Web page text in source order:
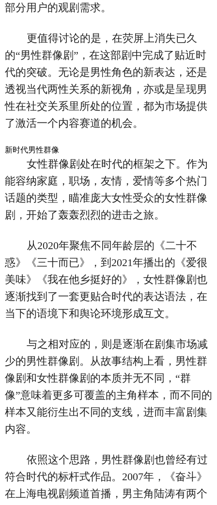
部分用户的观剧需求。
更值得讨论的是，在荧屏上消失已久
的“男性群像剧”，在这部剧中完成了贴近时
代的突破。无论是男性角色的新表达，还是
透视当代两性关系的新视角，亦或是呈现男
性在社交关系里所处的位置，都为市场提供
了激活一个内容赛道的机会。
新时代男性群像
女性群像剧处在时代的框架之下。作为
能容纳家庭，职场，友情，爱情等多个热门
话题的类型，瞄准庞大女性受众的女性群像
剧，开始了轰轰烈烈的进击之旅。
从2020年聚焦不同年龄层的《二十不
惑》《三十而已》，到2021年播出的《爱很
美味》《我在他乡挺好的》，女性群像剧也
逐渐找到了一套更贴合时代的表达语法，在
当下的语境下和舆论环境形成互文。
与之相对应的，则是逐渐在剧集市场减
少的男性群像剧。从故事结构上看，男性群
像剧和女性群像剧的本质并无不同，“群
像”意味着更多可覆盖的主角样本，而不同的
样本又能衍生出不同的支线，进而丰富剧集
内容。
依照这个思路，男性群像剧也曾经有过
符合时代的标杆式作品。2007年，《奋斗》
在上海电视剧频道首播，男主角陆涛有两个